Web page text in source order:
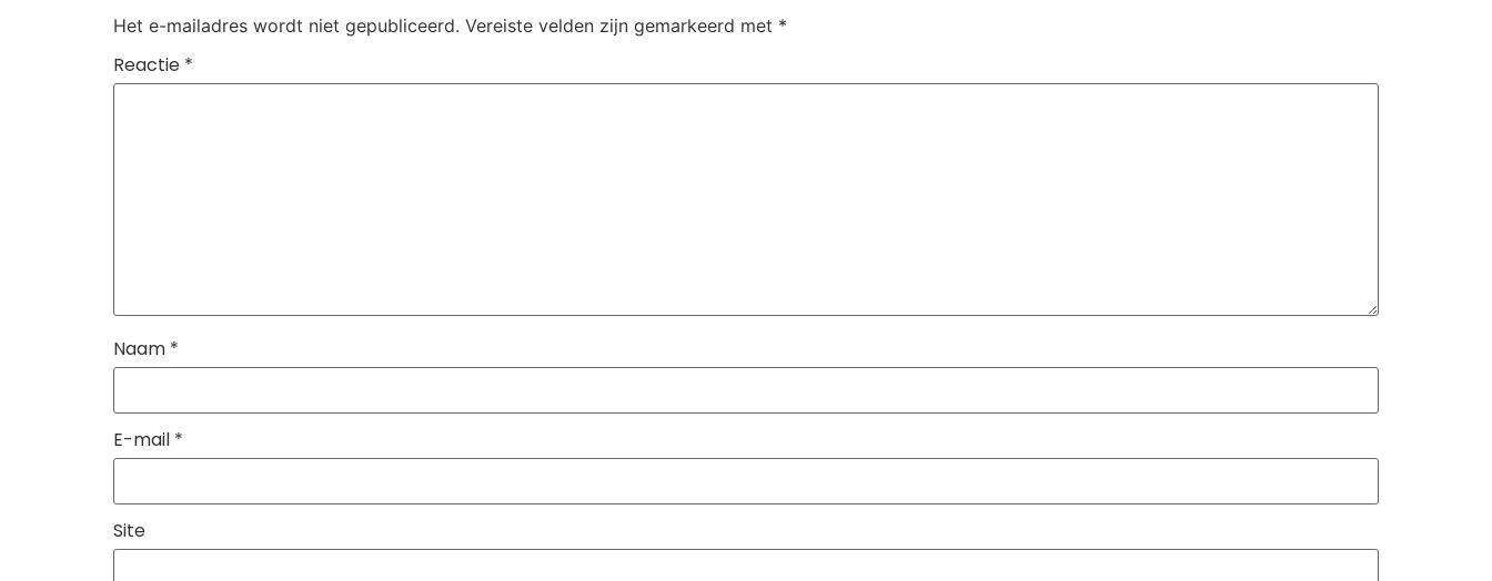
Het e-mailadres wordt niet gepubliceerd. Vereiste velden zijn gemarkeerd met *
Reactie *
Naam *
E-mail *
Site